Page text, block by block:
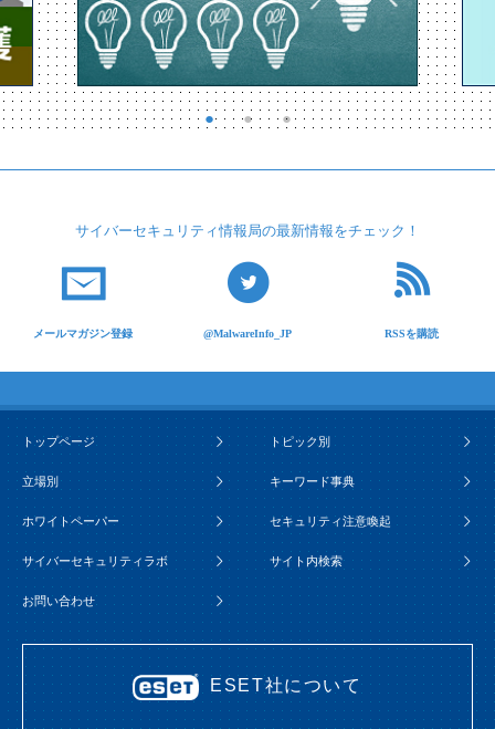
サイバーセキュリティ情報局の最新情報をチェック！
メールマガジン登録 @MalwareInfo_JP RSSを購読
トップページ トピック別
立場別 キーワード事典
ホワイトペーパー セキュリティ注意喚起
サイバーセキュリティラボ サイト内検索
お問い合わせ
ESET社について